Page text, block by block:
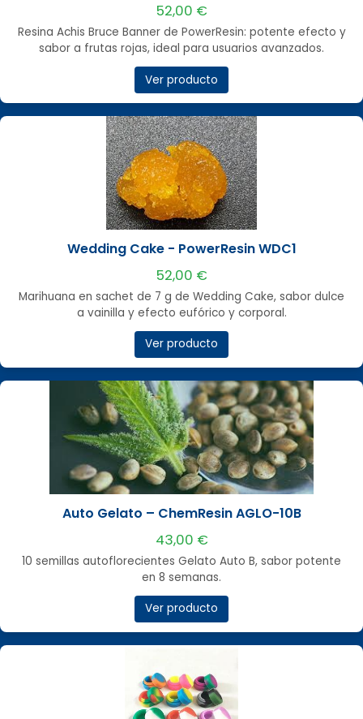
52,00 €
Resina Achis Bruce Banner de PowerResin: potente efecto y
sabor a frutas rojas, ideal para usuarios avanzados.
Ver producto
Wedding Cake - PowerResin WDC1
52,00 €
Marihuana en sachet de 7 g de Wedding Cake, sabor dulce
a vainilla y efecto eufórico y corporal.
Ver producto
Auto Gelato – ChemResin AGLO-10B
43,00 €
10 semillas autoflorecientes Gelato Auto B, sabor potente
en 8 semanas.
Ver producto